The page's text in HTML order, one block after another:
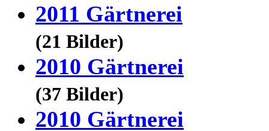
2011 Gärtnerei
(21 Bilder)
2010 Gärtnerei
(37 Bilder)
2010 Gärtnerei